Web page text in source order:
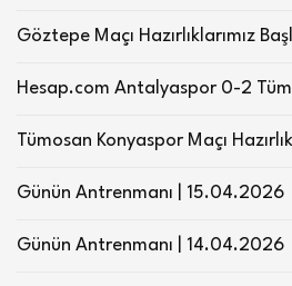
Göztepe Maçı Hazırlıklarımız
Hesap.com Antalyaspor 0-2
Tümosan Konyaspor Maçı
Günün Antrenmanı | 15.04.2026
Günün Antrenmanı | 14.04.2026